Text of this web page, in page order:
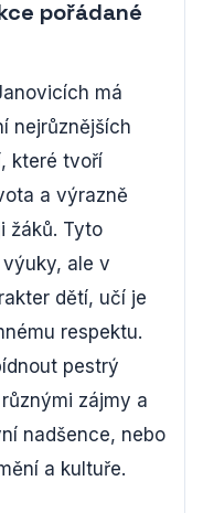
pořádané
má
nejrůznějších
které tvoří
a výrazně
žáků. Tyto
ale v
dětí, učí je
respektu.
pestrý
zájmy a
nadšence, nebo
a kultuře.